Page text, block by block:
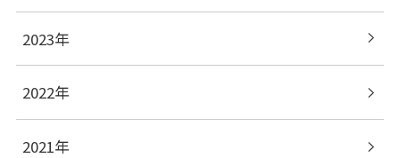
2023年
2022年
2021年